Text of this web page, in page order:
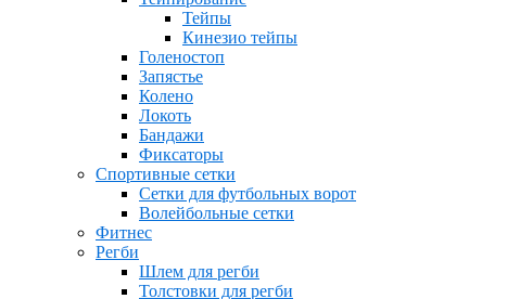
Тейпы
Кинезио тейпы
Голеностоп
Запястье
Колено
Локоть
Бандажи
Фиксаторы
Спортивные сетки
Сетки для футбольных ворот
Волейбольные сетки
Фитнес
Регби
Шлем для регби
Толстовки для регби